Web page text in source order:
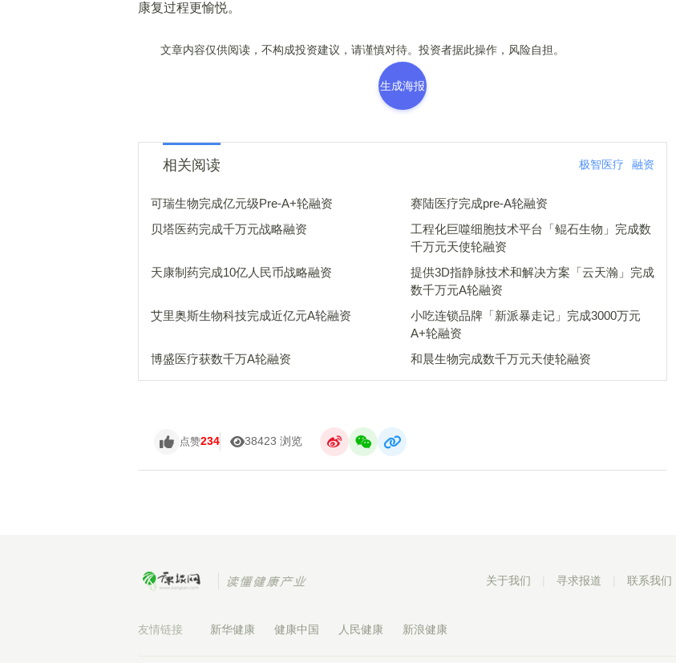
康复过程更愉悦。
文章内容仅供阅读，不构成投资建议，请谨慎对待。投资者据此操作，风险自担。
生成海报
相关阅读 ​极智医疗 融资
可瑞生物完成亿元级Pre-A+轮融资
赛陆医疗完成pre-A轮融资
贝塔医药完成千万元战略融资
工程化巨噬细胞技术平台「鲲石生物」完成数
千万元天使轮融资
天康制药完成10亿人民币战略融资
提供3D指静脉技术和解决方案「云天瀚」完成
数千万元A轮融资
艾里奥斯生物科技完成近亿元A轮融资
小吃连锁品牌「新派暴走记」完成3000万元
A+轮融资
博盛医疗获数千万A轮融资
和晨生物完成数千万元天使轮融资
点赞234 38423 浏览
关于我们 寻求报道 联系我们
友情链接 新华健康 健康中国 人民健康 新浪健康